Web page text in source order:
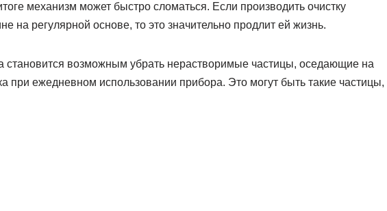
механизм может быстро сломаться. Если производить очистку
на регулярной основе, то это значительно продлит ей жизнь.
возможным убрать нерастворимые частицы, оседающие на
при ежедневном использовании прибора. Это могут быть такие частицы,